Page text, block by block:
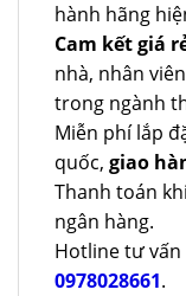
hành hãng
Cam kết giá
nhà, nhân
trong ngành
Miễn phí lắp
quốc, giao
Thanh toán
ngân hàng.
Hotline tư
0978028661.